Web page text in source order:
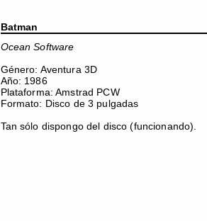
Batman
Ocean Software
Género: Aventura 3D
Año: 1986
Plataforma: Amstrad PCW
Formato: Disco de 3 pulgadas
Tan sólo dispongo del disco (funcionando).